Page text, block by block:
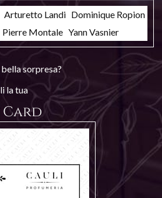
Arturetto Landi Dominique Ropion
Pierre Montale Yann Vasnier
sorpresa?
la tua